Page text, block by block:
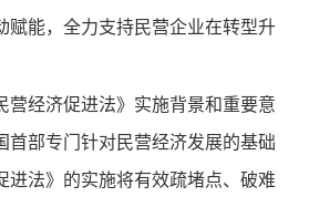
赋能，全力支持民营企业在转型升
营经济促进法》实施背景和重要意
首部专门针对民营经济发展的基础
进法》的实施将有效疏堵点、破难